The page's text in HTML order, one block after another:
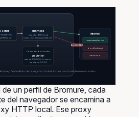
Squid
HTTPS
DNS local
dnsmasq
resolutor DNS local
envía coincidencias al sinkhole
LISTA DE BLOQUEO
gravity.list
más de 100 000 dominios
redirige a 0.0.0.0
Internet
news.example.com
doubleclick.net
adnxs.com
BLOQUEADO
proxy. Desde dentro del navegador, los dominios de anuncios simplemente no existen.
un perfil de Bromure, cada
del navegador se encamina a
HTTP local. Ese proxy